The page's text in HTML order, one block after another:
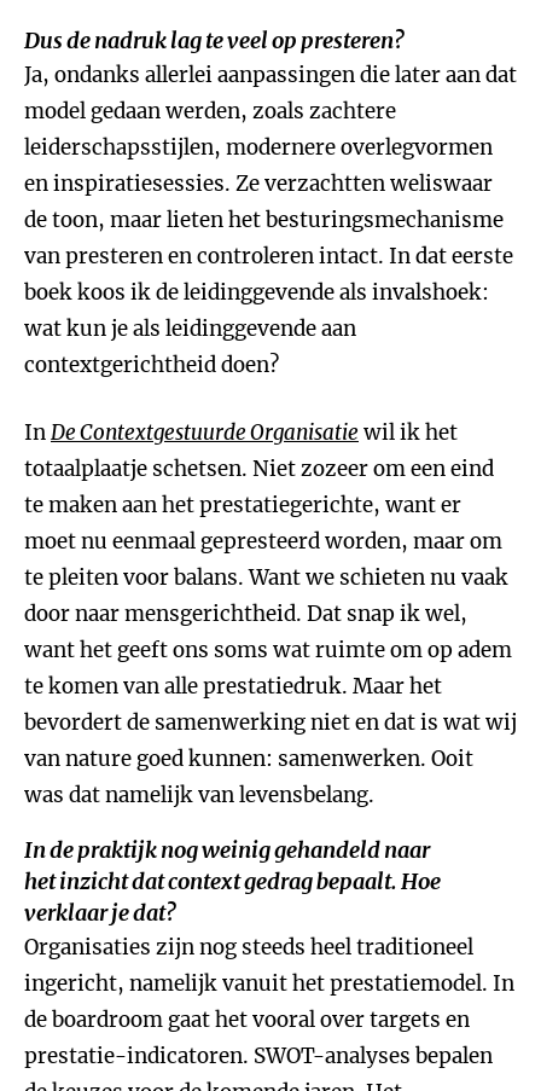
Dus de nadruk lag te veel op presteren?
Ja, ondanks allerlei aanpassingen die later aan dat
model gedaan werden, zoals zachtere
leiderschapsstijlen, modernere overlegvormen
en inspiratiesessies. Ze verzachtten weliswaar
de toon, maar lieten het besturingsmechanisme
van presteren en controleren intact. In dat eerste
boek koos ik de leidinggevende als invalshoek:
wat kun je als leidinggevende aan
contextgerichtheid doen?
InDe Contextgestuurde Organisatie wil ik het
totaalplaatje schetsen. Niet zozeer om een eind
te maken aan het prestatiegerichte, want er
moet nu eenmaal gepresteerd worden, maar om
te pleiten voor balans. Want we schieten nu vaak
door naar mensgerichtheid. Dat snap ik wel,
want het geeft ons soms wat ruimte om op adem
te komen van alle prestatiedruk. Maar het
bevordert de samenwerking niet en dat is wat wij
van nature goed kunnen: samenwerken. Ooit
was dat namelijk van levensbelang.
In de praktijk nog weinig gehandeld naar
het inzicht dat context gedrag bepaalt. Hoe
verklaar je dat?
Organisaties zijn nog steeds heel traditioneel
ingericht, namelijk vanuit het prestatiemodel. In
de boardroom gaat het vooral over targets en
prestatie-indicatoren. SWOT-analyses bepalen